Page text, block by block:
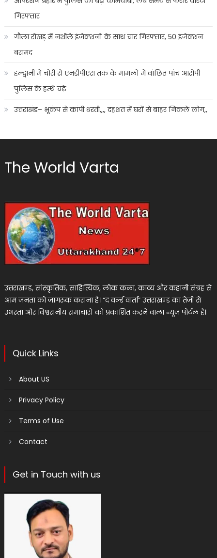
गिरफ्तार
गौला रोखड़ में नशीले इंजेक्शनों के साथ चार गिरफ्तार, 50 इंजेक्शन
बरामद
हल्द्वानी में चोरी से एनडीपीएस तक के मामलों में वांछित पांच आरोपी
पुलिस के हत्थे चढ़े
उत्तराखंड– भूकंप से कांपी धरती,,,, दहशत में घरों से बाहर निकले लोग,,
The World Varta
उत्तराखण्ड, सांस्कृतिक, साहित्यिक, लोक कला, काव्य और कहानी संग्रह से
आम जनता को जागरूक कराना है। “द वर्ल्ड वार्ता” उत्तराखण्ड का तेजी से
उभरता और विश्वसनीय समाचारों को प्रकाशित करने वाला न्यूज पोर्टल है।
Quick Links
About US
Privacy Policy
Terms of Use
Contact
Get in Touch with us